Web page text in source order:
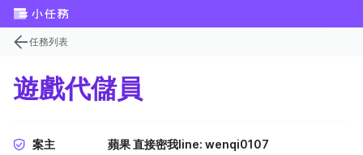
任務列表
遊戲代儲員
案主 蘋果 直接密我line: wenqi0107